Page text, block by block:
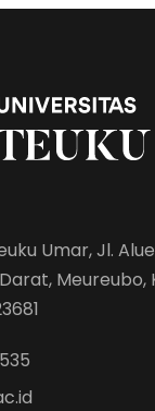
Umar, Jl.